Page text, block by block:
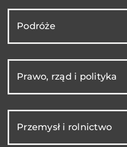
Podróże
Prawo, rząd i polityka
Przemysł i rolnictwo